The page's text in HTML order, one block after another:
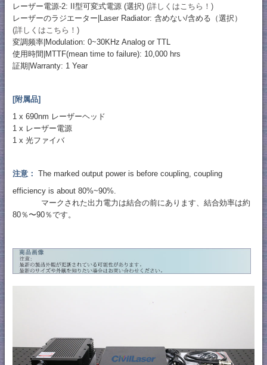
レーザー電源-2: II型可変式電源 (選択) (詳しくはこちら！)
レーザーのラジエーター|Laser Radiator: 含めない/含める（選択）
(詳しくはこちら！)
変調频率|Modulation: 0~30KHz Analog or TTL
使用時間|MTTF(mean time to failure): 10,000 hrs
証期|Warranty: 1 Year
[附属品]
1 x 690nm レーザーヘッド
1 x レーザー電源
1 x 光ファイバ
注意： The marked output power is before coupling, coupling
efficiency is about 80%~90%.
マークされた出力電力は結合の前にあります、結合効率は約
80％〜90％です。